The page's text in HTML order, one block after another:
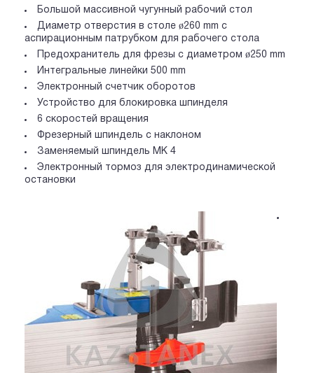
Большой массивной чугунный рабочий стол
Диаметр отверстия в столе ø260 mm с
аспирационным патрубком для рабочего стола
Предохранитель для фрезы с диаметром ø250 mm
Интегральные линейки 500 mm
Электронный счетчик оборотов
Устройство для блокировка шпинделя
6 скоростей вращения
Фрезерный шпиндель с наклоном
Заменяемый шпиндель МК 4
Электронный тормоз для электродинамической
остановки